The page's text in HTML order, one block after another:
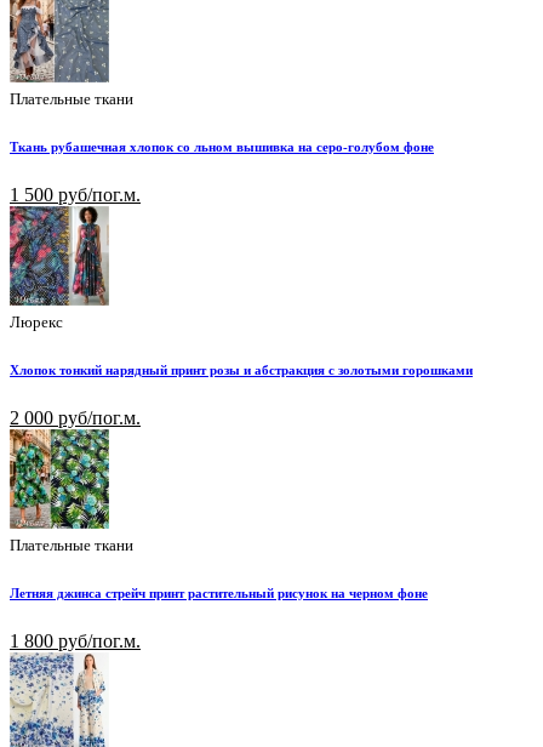
Плательные ткани
Ткань рубашечная хлопок со льном вышивка на серо-голубом фоне
1 500 руб/пог.м.
Люрекс
Хлопок тонкий нарядный принт розы и абстракция с золотыми горошками
2 000 руб/пог.м.
Плательные ткани
Летняя джинса стрейч принт растительный рисунок на черном фоне
1 800 руб/пог.м.